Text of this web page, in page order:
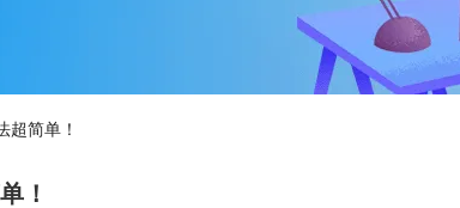
超简单！
！